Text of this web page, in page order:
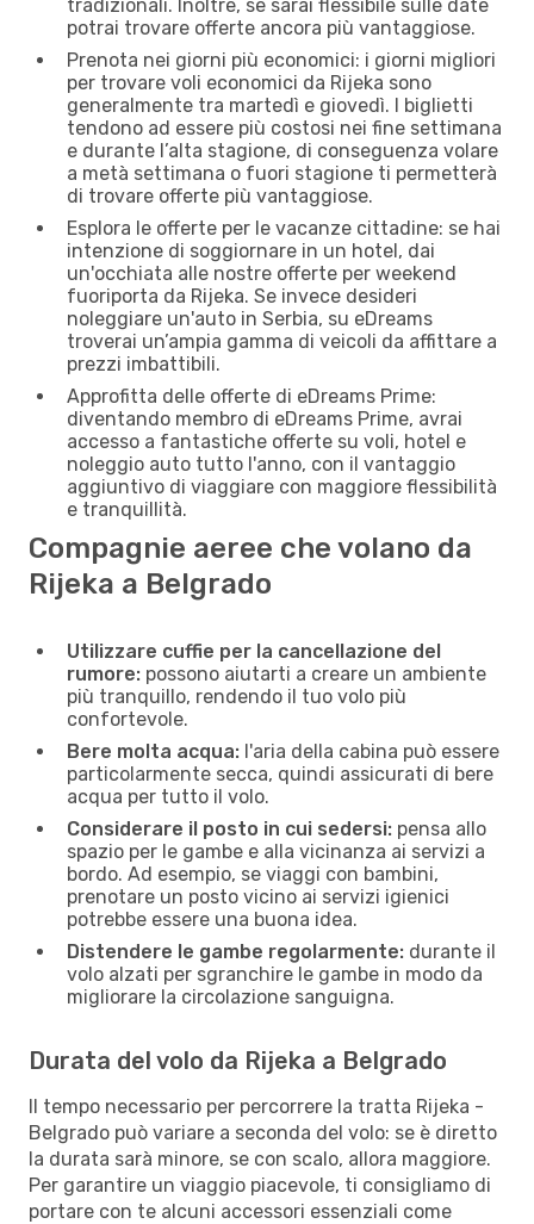
tradizionali. Inoltre, se sarai flessibile sulle date
potrai trovare offerte ancora più vantaggiose.
Prenota nei giorni più economici: i giorni migliori
per trovare voli economici da Rijeka sono
generalmente tra martedì e giovedì. I biglietti
tendono ad essere più costosi nei fine settimana
e durante l’alta stagione, di conseguenza volare
a metà settimana o fuori stagione ti permetterà
di trovare offerte più vantaggiose.
Esplora le offerte per le vacanze cittadine: se hai
intenzione di soggiornare in un hotel, dai
un'occhiata alle nostre offerte per weekend
fuoriporta da Rijeka. Se invece desideri
noleggiare un'auto in Serbia, su eDreams
troverai un’ampia gamma di veicoli da affittare a
prezzi imbattibili.
Approfitta delle offerte di eDreams Prime:
diventando membro di eDreams Prime, avrai
accesso a fantastiche offerte su voli, hotel e
noleggio auto tutto l'anno, con il vantaggio
aggiuntivo di viaggiare con maggiore flessibilità
e tranquillità.
Compagnie aeree che volano da
Rijeka a Belgrado
Utilizzare cuffie per la cancellazione del
rumore: possono aiutarti a creare un ambiente
più tranquillo, rendendo il tuo volo più
confortevole.
Bere molta acqua: l'aria della cabina può essere
particolarmente secca, quindi assicurati di bere
acqua per tutto il volo.
Considerare il posto in cui sedersi: pensa allo
spazio per le gambe e alla vicinanza ai servizi a
bordo. Ad esempio, se viaggi con bambini,
prenotare un posto vicino ai servizi igienici
potrebbe essere una buona idea.
Distendere le gambe regolarmente: durante il
volo alzati per sgranchire le gambe in modo da
migliorare la circolazione sanguigna.
Durata del volo da Rijeka a Belgrado
Il tempo necessario per percorrere la tratta Rijeka -
Belgrado può variare a seconda del volo: se è diretto
la durata sarà minore, se con scalo, allora maggiore.
Per garantire un viaggio piacevole, ti consigliamo di
portare con te alcuni accessori essenziali come